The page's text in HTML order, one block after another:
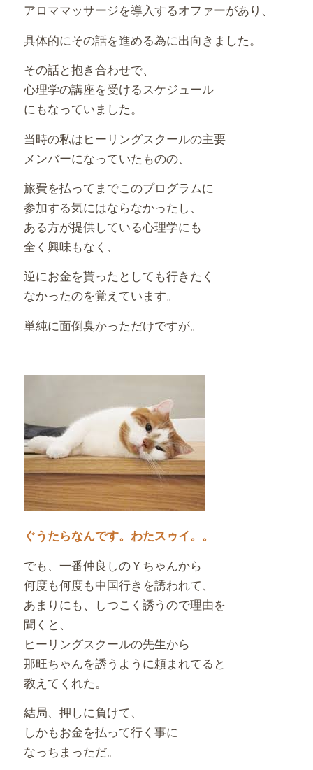
アロママッサージを導入するオファーがあり、
具体的にその話を進める為に出向きました。
その話と抱き合わせで、
心理学の講座を受けるスケジュール
にもなっていました。
当時の私はヒーリングスクールの主要
メンバーになっていたものの、
旅費を払ってまでこのプログラムに
参加する気にはならなかったし、
ある方が提供している心理学にも
全く興味もなく、
逆にお金を貰ったとしても行きたく
なかったのを覚えています。
単純に面倒臭かっただけですが。
ぐうたらなんです。わたスゥイ。。
でも、一番仲良しのＹちゃんから
何度も何度も中国行きを誘われて、
あまりにも、しつこく誘うので理由を
聞くと、
ヒーリングスクールの先生から
那旺ちゃんを誘うように頼まれてると
教えてくれた。
結局、押しに負けて、
しかもお金を払って行く事に
なっちまっただ。